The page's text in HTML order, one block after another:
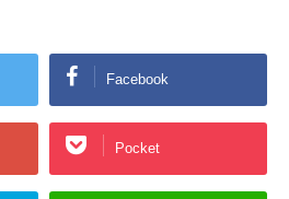
Facebook
Pocket